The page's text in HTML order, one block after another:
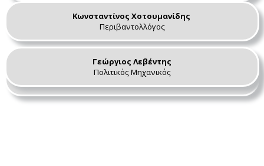
Κωνσταντίνος Χοτουμανίδης
Περιβαντολλόγος
Ελένη Δημαρίδου
Γεώργιος Λεβέντης
Πολιτικός Μηχανικός